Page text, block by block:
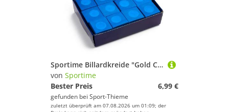
Sportime Billardkreide "Gold Cup", Blau
von Sportime
Bester Preis
6,99 €
gefunden bei Sport-Thieme
zuletzt überprüft am 07.08.2026 um 01:09; der